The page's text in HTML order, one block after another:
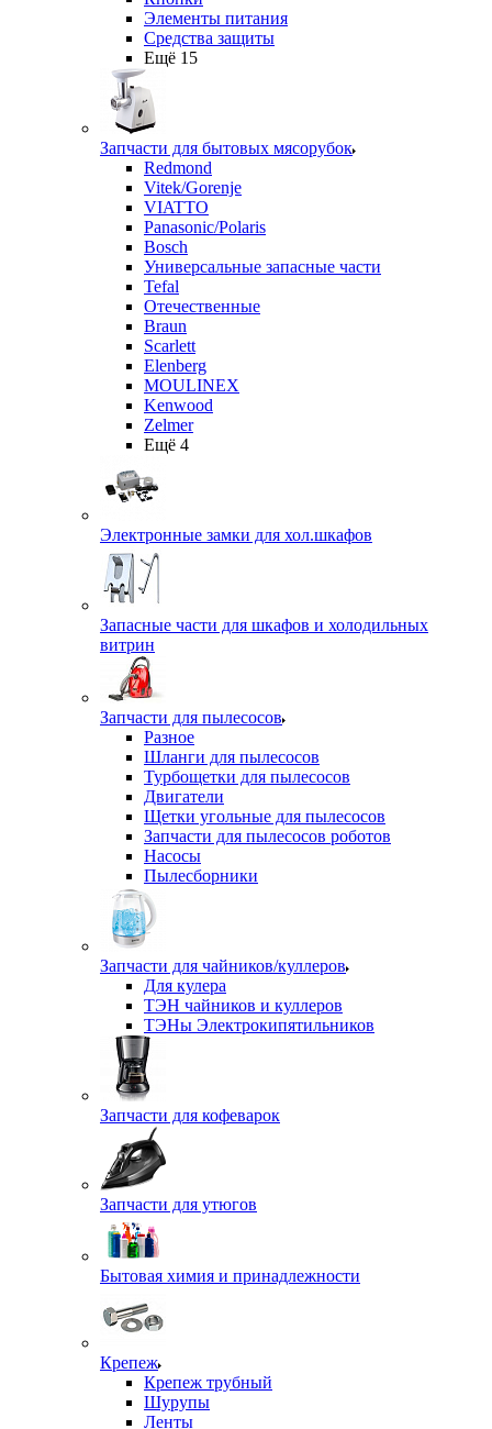
Элементы питания
Средства защиты
Ещё 15
Запчасти для бытовых мясорубок
Redmond
Vitek/Gorenje
VIATTO
Panasonic/Polaris
Bosch
Универсальные запасные части
Tefal
Отечественные
Braun
Scarlett
Elenberg
MOULINEX
Kenwood
Zelmer
Ещё 4
Электронные замки для хол.шкафов
Запасные части для шкафов и холодильных
витрин
Запчасти для пылесосов
Разное
Шланги для пылесосов
Турбощетки для пылесосов
Двигатели
Щетки угольные для пылесосов
Запчасти для пылесосов роботов
Насосы
Пылесборники
Запчасти для чайников/куллеров
Для кулера
ТЭН чайников и куллеров
ТЭНы Электрокипятильников
Запчасти для кофеварок
Запчасти для утюгов
Бытовая химия и принадлежности
Крепеж
Крепеж трубный
Шурупы
Ленты